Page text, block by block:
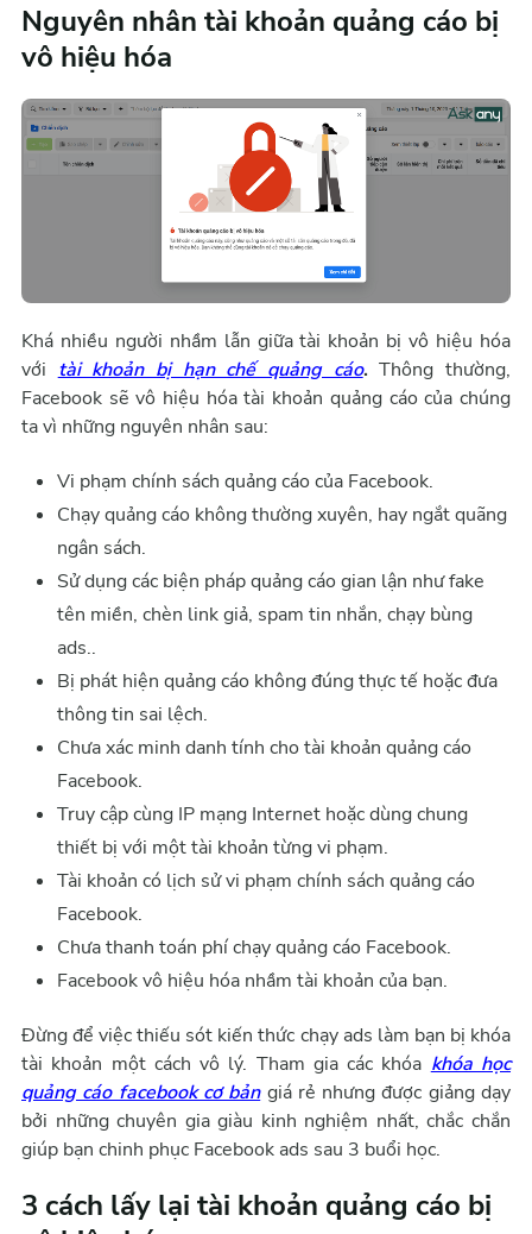
Nguyên nhân tài khoản quảng cáo bị
vô hiệu hóa
Khá nhiều người nhầm lẫn giữa tài khoản bị vô hiệu hóa
với tài khoản bị hạn chế quảng cáo.Thông thường,
Facebook sẽ vô hiệu hóa tài khoản quảng cáo của chúng
ta vì những nguyên nhân sau:
Vi phạm chính sách quảng cáo của Facebook.
Chạy quảng cáo không thường xuyên, hay ngắt quãng
ngân sách.
Sử dụng các biện pháp quảng cáo gian lận như fake
tên miền, chèn link giả, spam tin nhắn, chạy bùng
ads..
Bị phát hiện quảng cáo không đúng thực tế hoặc đưa
thông tin sai lệch.
Chưa xác minh danh tính cho tài khoản quảng cáo
Facebook.
Truy cập cùng IP mạng Internet hoặc dùng chung
thiết bị với một tài khoản từng vi phạm.
Tài khoản có lịch sử vi phạm chính sách quảng cáo
Facebook.
Chưa thanh toán phí chạy quảng cáo Facebook.
Facebook vô hiệu hóa nhầm tài khoản của bạn.
Đừng để việc thiếu sót kiến thức chạy ads làm bạn bị khóa
tài khoản một cách vô lý. Tham gia các khóa khóa học
quảng cáo facebook cơ bảngiá rẻ nhưng được giảng dạy
bởi những chuyên gia giàu kinh nghiệm nhất, chắc chắn
giúp bạn chinh phục Facebook ads sau 3 buổi học.
3 cách lấy lại tài khoản quảng cáo bị